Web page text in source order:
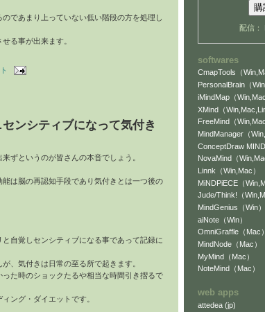
であまり上っていない低い階段の方を処理し
る事が出来ます。
ンシティブになって気付き
ずというのが皆さんの本音でしょう。
は脳の再認知手段であり気付きとは一つ後の
自覚しセンシティブになる事であって記録に
、気付きは日常の至る所で起きます。
た時のショックたるや相当な時間引き摺るで
ング・ダイエットです。
配信：
softwares
CmapTools（
PersonalBrain（
iMindMap（
XMind（
FreeMind（
MindManager（
ConceptDraw
NovaMind（
Linnk（Win,Mac）
MiNDPiECE（
Jude/Think!（
MindGenius（Win）
aiNote（Win）
OmniGraffle（Mac
MindNode（Mac）
MyMind（Mac）
NoteMind（Mac）
web apps
attedea (jp)